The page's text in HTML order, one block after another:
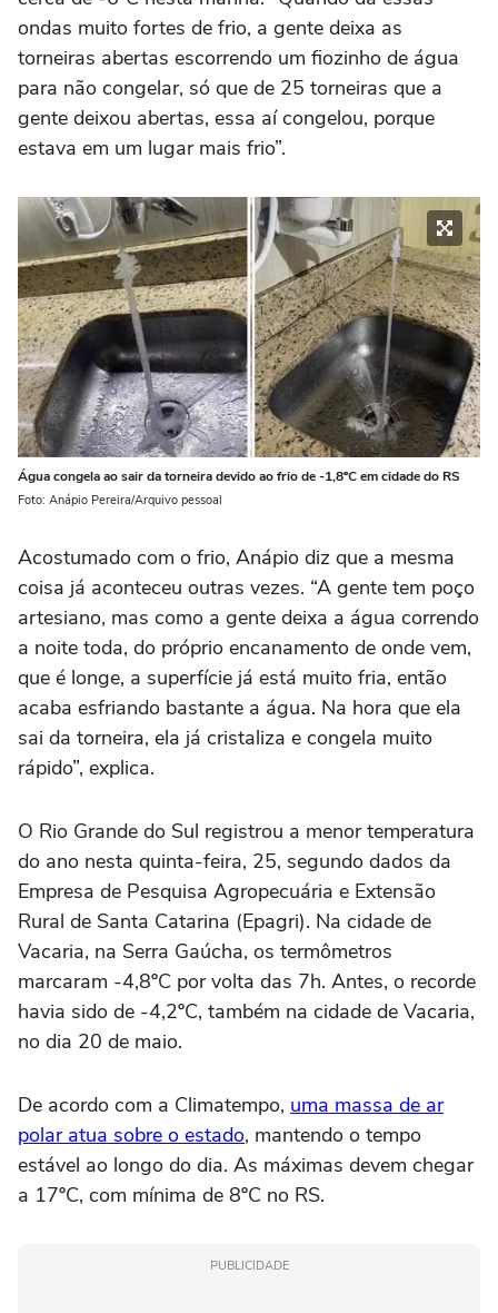
ondas muito fortes de frio, a gente deixa as
torneiras abertas escorrendo um fiozinho de água
para não congelar, só que de 25 torneiras que a
gente deixou abertas, essa aí congelou, porque
estava em um lugar mais frio”.
Água congela ao sair da torneira devido ao frio de -1,8ºC em cidade do RS
Foto: Anápio Pereira/Arquivo pessoal
Acostumado com o frio, Anápio diz que a mesma
coisa já aconteceu outras vezes. “A gente tem poço
artesiano, mas como a gente deixa a água correndo
a noite toda, do próprio encanamento de onde vem,
que é longe, a superfície já está muito fria, então
acaba esfriando bastante a água. Na hora que ela
sai da torneira, ela já cristaliza e congela muito
rápido”, explica.
O Rio Grande do Sul registrou a menor temperatura
do ano nesta quinta-feira, 25, segundo dados da
Empresa de Pesquisa Agropecuária e Extensão
Rural de Santa Catarina (Epagri). Na cidade de
Vacaria, na Serra Gaúcha, os termômetros
marcaram -4,8ºC por volta das 7h. Antes, o recorde
havia sido de -4,2ºC, também na cidade de Vacaria,
no dia 20 de maio.
De acordo com a Climatempo, uma massa de ar
polar atua sobre o estado, mantendo o tempo
estável ao longo do dia. As máximas devem chegar
a 17ºC, com mínima de 8ºC no RS.
PUBLICIDADE